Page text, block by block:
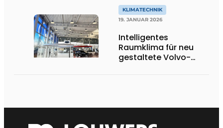
KLIMATECHNIK
19. JANUAR 2026
Intelligentes
Raumklima für neu
gestaltete Volvo-